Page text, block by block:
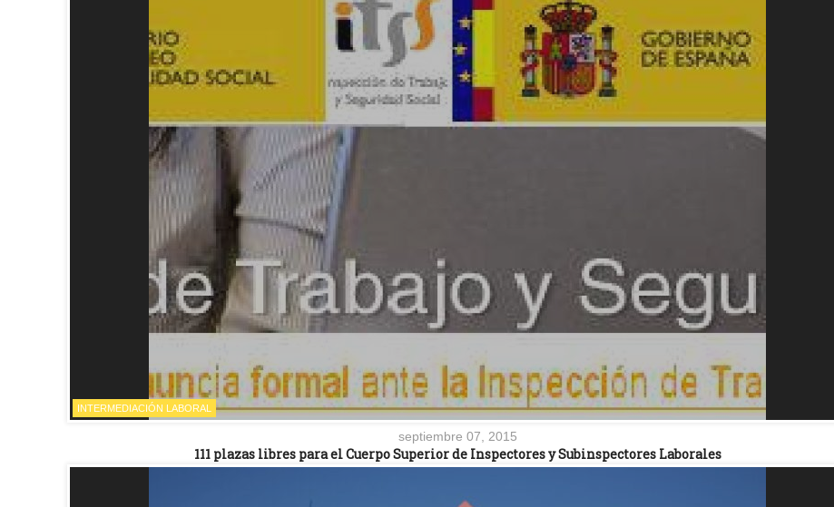
INTERMEDIACIÓN LABORAL
septiembre 07, 2015
111 plazas libres para el Cuerpo Superior de Inspectores y Subinspectores Laborales